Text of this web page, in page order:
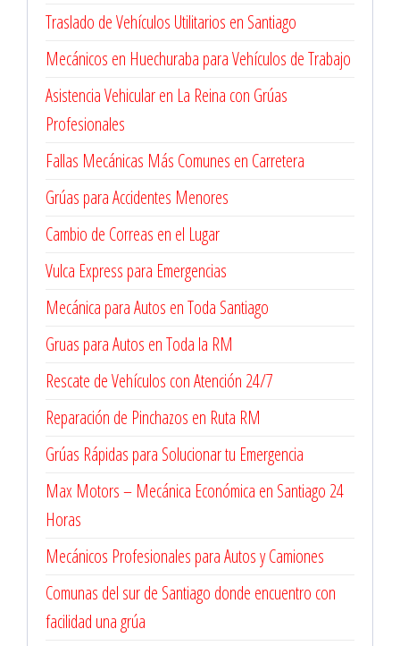
Traslado de Vehículos Utilitarios en Santiago
Mecánicos en Huechuraba para Vehículos de Trabajo
Asistencia Vehicular en La Reina con Grúas
Profesionales
Fallas Mecánicas Más Comunes en Carretera
Grúas para Accidentes Menores
Cambio de Correas en el Lugar
Vulca Express para Emergencias
Mecánica para Autos en Toda Santiago
Gruas para Autos en Toda la RM
Rescate de Vehículos con Atención 24/7
Reparación de Pinchazos en Ruta RM
Grúas Rápidas para Solucionar tu Emergencia
Max Motors – Mecánica Económica en Santiago 24
Horas
Mecánicos Profesionales para Autos y Camiones
Comunas del sur de Santiago donde encuentro con
facilidad una grúa